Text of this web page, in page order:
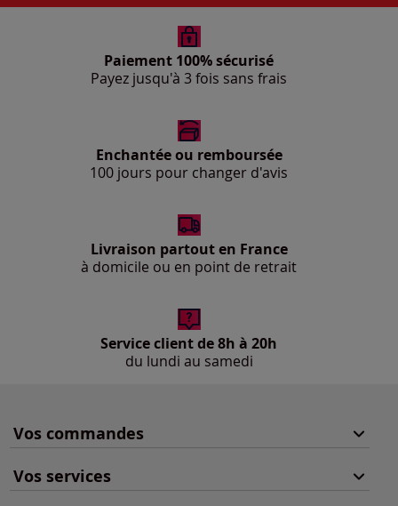
Paiement 100% sécurisé
Payez jusqu'à 3 fois sans frais
Enchantée ou remboursée
100 jours pour changer d'avis
Livraison partout en France
à domicile ou en point de retrait
Service client de 8h à 20h
du lundi au samedi
Vos commandes
Vos services